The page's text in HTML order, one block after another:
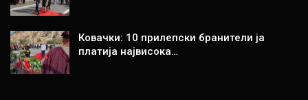
Ковачки: 10 прилепски бранители ја
платија највисока…